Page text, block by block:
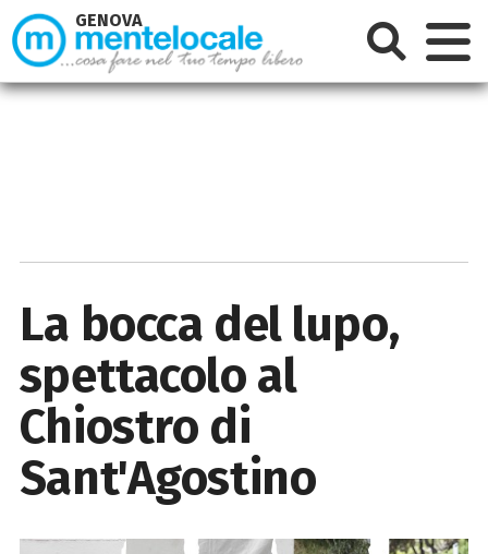
La bocca del lupo,
spettacolo al
Chiostro di
Sant'Agostino
GENOVA